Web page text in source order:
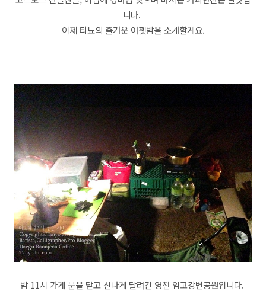
니다.
이제 타뇨의 즐거운 어젯밤을 소개할게요.
밤 11시 가게 문을 닫고 신나게 달려간 영천 임고강변공원입니다.